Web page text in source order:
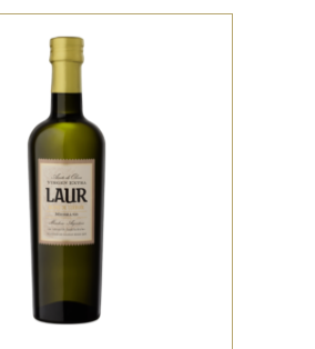
ACEITES
Arauco (en
grados distintos
de madurez).
de perfil
equilibrado y